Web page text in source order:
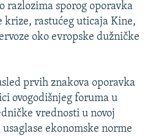
razlozima sporog oporavka
krize, rastućeg uticaja Kine,
oko evropske dužničke
prvih znakova oporavka
ovogodišnjeg foruma u
vrednosti u novoj
ekonomske norme